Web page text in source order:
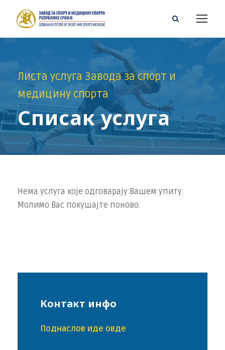
Листа услуга Завода за спорт и
медицину спорта
Списак услуга
Нема услуга које одговарају Вашем упиту.
Молимо Вас покушајте поново.
Контакт инфо
Поднаслов иде овде